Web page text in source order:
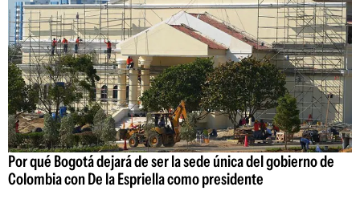
Por qué Bogotá dejará de ser la sede única del gobierno de
Colombia con De la Espriella como presidente